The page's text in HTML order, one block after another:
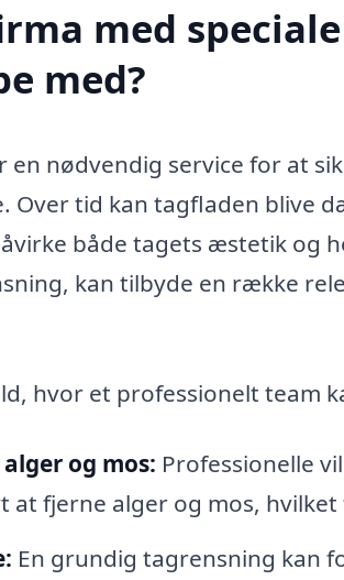
med
med?
en nødvendig service for at
Over tid kan tagfladen blive
både tagets æstetik og
kan tilbyde en række
hvor et professionelt team
og mos: Professionelle
at fjerne alger og mos,
En grundig tagrensning kan